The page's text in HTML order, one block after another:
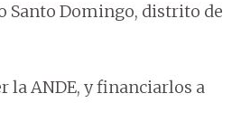
Santo Domingo, distrito de
la ANDE, y financiarlos a